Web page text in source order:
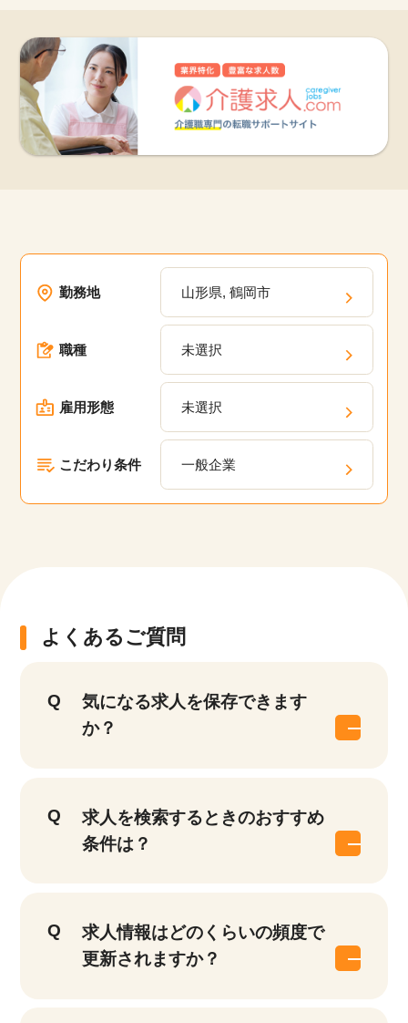
運営会社
勤務地 山形県, 鶴岡市
職種 未選択
雇用形態 未選択
こだわり条件 一般企業
よくあるご質問
気になる求人を保存できます
か？
求人を検索するときのおすすめ
条件は？
求人情報はどのくらいの頻度で
更新されますか？